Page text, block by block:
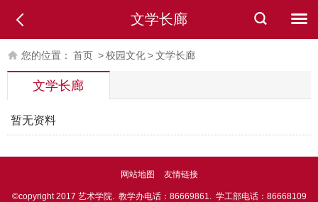
文学长廊
您的位置： 首页 >校园文化>文学长廊
文学长廊
暂无资料
网站地图 友情链接
©copyright 2017 艺术学院. 教学办电话：86669861. 学工部电话：86668109